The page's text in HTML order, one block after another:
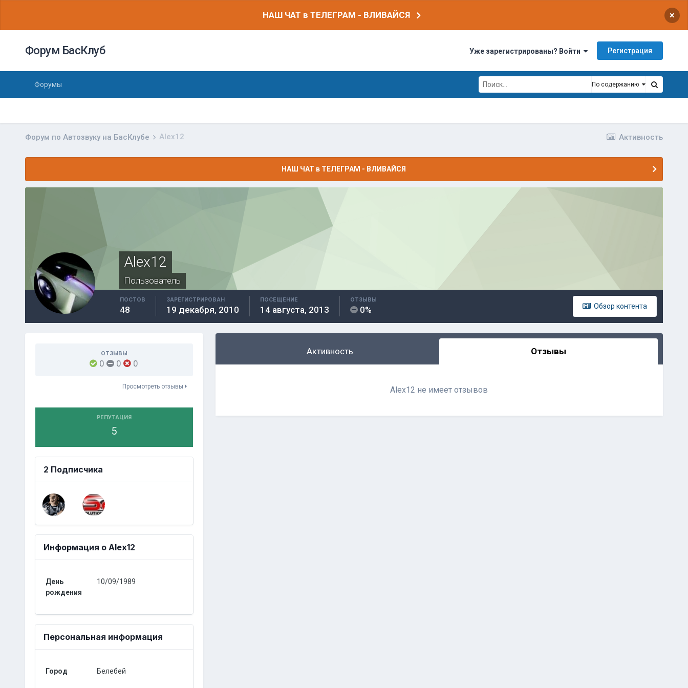
НАШ ЧАТ в ТЕЛЕГРАМ - ВЛИВАЙСЯ ×
Форум БасКлуб Уже зарегистрированы? Войти Регистрация
Форумы По содержанию
Активность
Форум по Автозвуку на БасКлубе Alex12
НАШ ЧАТ в ТЕЛЕГРАМ - ВЛИВАЙСЯ
Alex12
Пользователь
Обзор контента
ПОСТОВ
48
ЗАРЕГИСТРИРОВАН
19 декабря, 2010
ПОСЕЩЕНИЕ
14 августа, 2013
ОТЗЫВЫ
0%
ОТЗЫВЫ
0 0 0
Просмотреть отзывы
РЕПУТАЦИЯ
5
2 Подписчика
Информация о Alex12
День
рождения
10/09/1989
Персональная информация
Город Белебей
Активность Отзывы
Alex12 не имеет отзывов